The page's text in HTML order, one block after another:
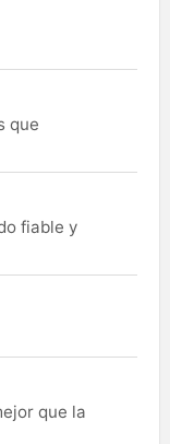
que
fiable y
que la